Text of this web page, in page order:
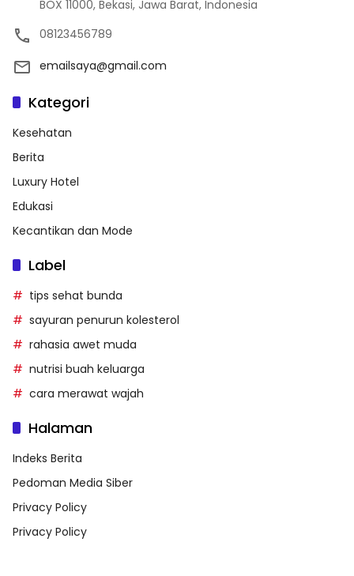
BOX 11000, Bekasi, Jawa Barat, Indonesia
08123456789
emailsaya@gmail.com
Kategori
Kesehatan
Berita
Luxury Hotel
Edukasi
Kecantikan dan Mode
Label
tips sehat bunda
sayuran penurun kolesterol
rahasia awet muda
nutrisi buah keluarga
cara merawat wajah
Halaman
Indeks Berita
Pedoman Media Siber
Privacy Policy
Privacy Policy